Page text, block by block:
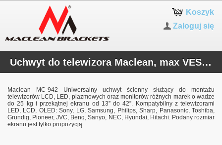
Koszyk
Zaloguj się
Uchwyt do telewizora Maclean, max VESA 200x200, 13-42", do 25kg, czarny, MC-942
Maclean MC-942 Uniwersalny uchwyt ścienny służący do montażu
telewizorów LCD, LED, plazmowych oraz monitorów różnych marek o wadze
do 25 kg i przekątnej ekranu od 13” do 42”. Kompatybilny z telewizorami
LED, LCD, OLED: Sony, LG, Samsung, Philips, Sharp, Panasonic, Toshiba,
Grundig, Pioneer, JVC, Benq, Sanyo, NEC, Hyundai, Hitachi. Podany rozmiar
ekranu jest tylko propozycją.